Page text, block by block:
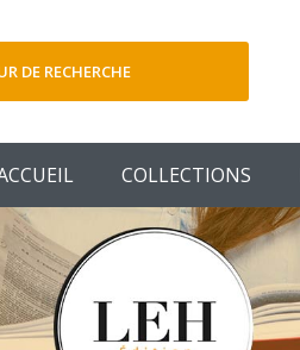
DE RECHERCHE
COLLECTIONS